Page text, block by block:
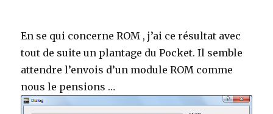
En se qui concerne ROM , j’ai ce résultat avec
tout de suite un plantage du Pocket. Il semble
attendre l’envois d’un module ROM comme
nous le pensions …